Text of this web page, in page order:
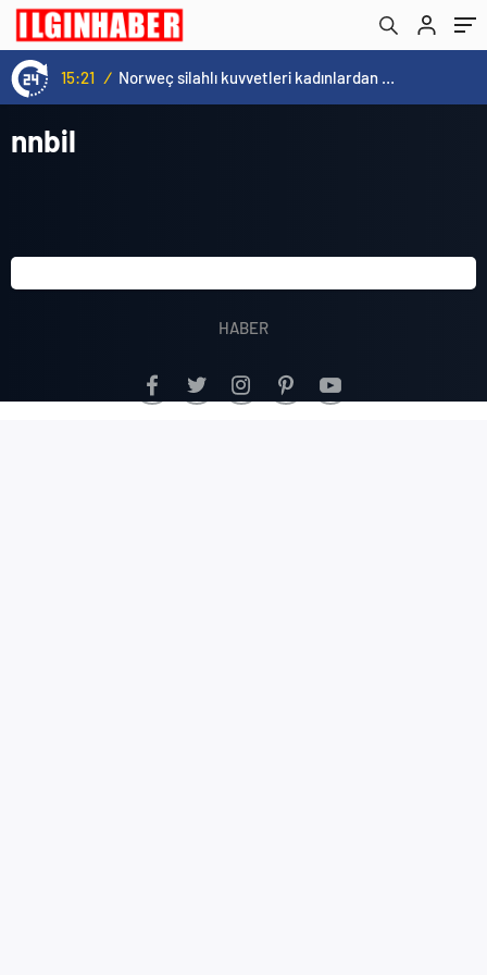
15:21 / Norweç silahlı kuvvetleri kadınlardan oluşan özel kuvvetler eğitimlerini başlattı.
nnbil
HABER